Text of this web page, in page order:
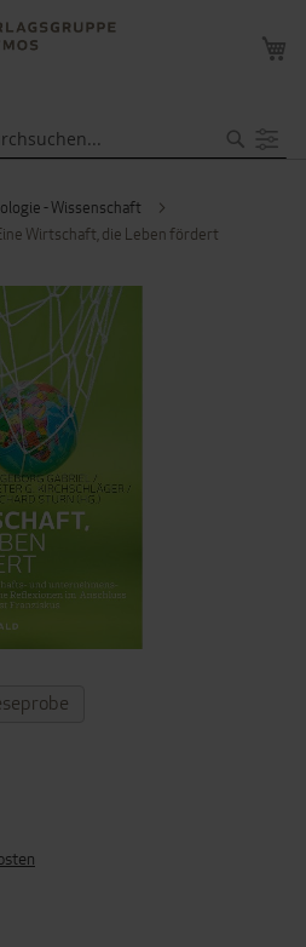
- Wissenschaft
Wirtschaft, die Leben fördert
ZUM
ENDE
BILDERGALERIE
SPRINGEN
ZUM
ANFANG